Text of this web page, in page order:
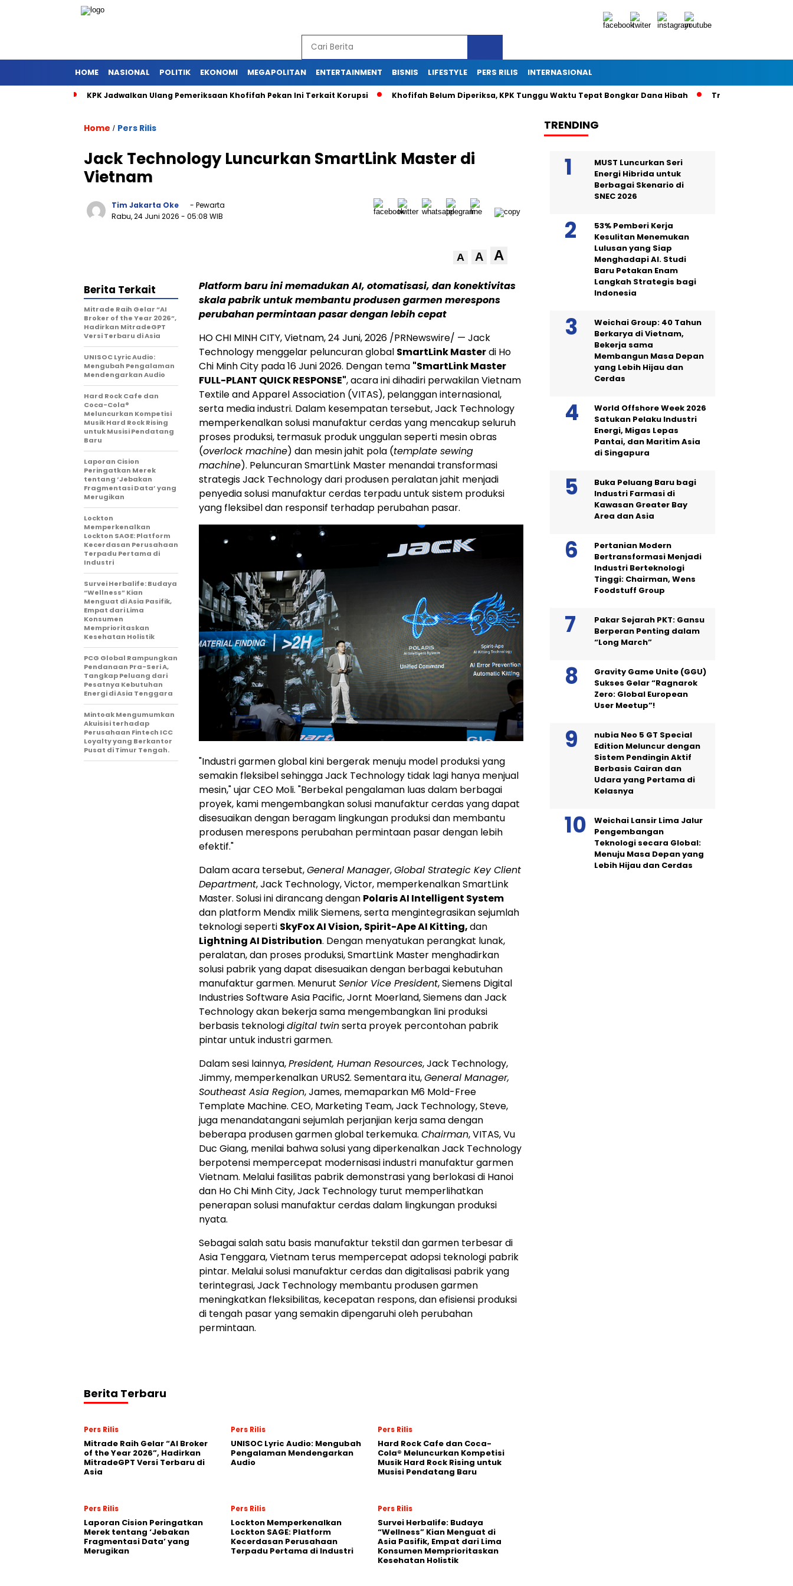
HOME NASIONAL POLITIK EKONOMI MEGAPOLITAN ENTERTAINMENT BISNIS LIFESTYLE PERS RILIS INTERNASIONAL
KPK Jadwalkan Ulang Pemeriksaan Khofifah Pekan Ini Terkait Korupsi Khofifah Belum Diperiksa, KPK Tunggu Waktu Tepat Bongkar Dana Hibah Tragedi Remaja
Home / Pers Rilis
Jack Technology Luncurkan SmartLink Master di
Vietnam
Tim Jakarta Oke
- Pewarta
Rabu, 24 Juni 2026 - 05:08 WIB
A A A
Platform baru ini memadukan AI, otomatisasi, dan konektivitas
skala pabrik untuk membantu produsen garmen merespons
perubahan permintaan pasar dengan lebih cepat
HO CHI MINH CITY, Vietnam,24 Juni, 2026 /PRNewswire/ — Jack
Technology menggelar peluncuran global SmartLink Masterdi Ho
Chi Minh City pada 16 Juni 2026. Dengan tema "SmartLink Master
FULL-PLANT QUICK RESPONSE", acara ini dihadiri perwakilan Vietnam
Textile and Apparel Association (VITAS), pelanggan internasional,
serta media industri. Dalam kesempatan tersebut, Jack Technology
memperkenalkan solusi manufaktur cerdas yang mencakup seluruh
proses produksi, termasuk produk unggulan seperti mesin obras
(overlock machine) dan mesin jahit pola (template sewing
machine). Peluncuran SmartLink Master menandai transformasi
strategis Jack Technology dari produsen peralatan jahit menjadi
penyedia solusi manufaktur cerdas terpadu untuk sistem produksi
yang fleksibel dan responsif terhadap perubahan pasar.
"Industri garmen global kini bergerak menuju model produksi yang
semakin fleksibel sehingga Jack Technology tidak lagi hanya menjual
mesin," ujar CEO Moli. "Berbekal pengalaman luas dalam berbagai
proyek, kami mengembangkan solusi manufaktur cerdas yang dapat
disesuaikan dengan beragam lingkungan produksi dan membantu
produsen merespons perubahan permintaan pasar dengan lebih
efektif."
Dalam acara tersebut,General Manager,Global Strategic Key Client
Department, Jack Technology, Victor, memperkenalkan SmartLink
Master. Solusi ini dirancang dengan Polaris AI Intelligent System
dan platform Mendix milik Siemens, serta mengintegrasikan sejumlah
teknologi seperti SkyFox AI Vision, Spirit-Ape AI Kitting,dan
Lightning AI Distribution. Dengan menyatukan perangkat lunak,
peralatan, dan proses produksi, SmartLink Master menghadirkan
solusi pabrik yang dapat disesuaikan dengan berbagai kebutuhan
manufaktur garmen. Menurut Senior Vice President, Siemens Digital
Industries Software Asia Pacific, Jornt Moerland, Siemens dan Jack
Technology akan bekerja sama mengembangkan lini produksi
berbasis teknologidigital twinserta proyek percontohan pabrik
pintar untuk industri garmen.
Dalam sesi lainnya,President, Human Resources, Jack Technology,
Jimmy, memperkenalkan URUS2. Sementara itu,General Manager,
Southeast Asia Region, James, memaparkan M6 Mold-Free
Template Machine. CEO, Marketing Team, Jack Technology, Steve,
juga menandatangani sejumlah perjanjian kerja sama dengan
beberapa produsen garmen global terkemuka. Chairman, VITAS, Vu
Duc Giang, menilai bahwa solusi yang diperkenalkan Jack Technology
berpotensi mempercepat modernisasi industri manufaktur garmen
Vietnam. Melalui fasilitas pabrik demonstrasi yang berlokasi di Hanoi
dan Ho Chi Minh City, Jack Technology turut memperlihatkan
penerapan solusi manufaktur cerdas dalam lingkungan produksi
nyata.
Sebagai salah satu basis manufaktur tekstil dan garmen terbesar di
Asia Tenggara, Vietnam terus mempercepat adopsi teknologi pabrik
pintar. Melalui solusi manufaktur cerdas dan digitalisasi pabrik yang
terintegrasi, Jack Technology membantu produsen garmen
meningkatkan fleksibilitas, kecepatan respons, dan efisiensi produksi
di tengah pasar yang semakin dipengaruhi oleh perubahan
permintaan.
Berita Terkait
Mitrade Raih Gelar “AI
Broker of the Year 2026”,
Hadirkan MitradeGPT
Versi Terbaru di Asia
UNISOC Lyric Audio:
Mengubah Pengalaman
Mendengarkan Audio
Hard Rock Cafe dan
Coca-Cola®
Meluncurkan Kompetisi
Musik Hard Rock Rising
untuk Musisi Pendatang
Baru
Laporan Cision
Peringatkan Merek
tentang ‘Jebakan
Fragmentasi Data’ yang
Merugikan
Lockton
Memperkenalkan
Lockton SAGE: Platform
Kecerdasan Perusahaan
Terpadu Pertama di
Industri
Survei Herbalife: Budaya
“Wellness” Kian
Menguat di Asia Pasifik,
Empat dari Lima
Konsumen
Memprioritaskan
Kesehatan Holistik
PCG Global Rampungkan
Pendanaan Pra-Seri A,
Tangkap Peluang dari
Pesatnya Kebutuhan
Energi di Asia Tenggara
Mintoak Mengumumkan
Akuisisi terhadap
Perusahaan Fintech ICC
Loyalty yang Berkantor
Pusat di Timur Tengah.
Berita Terbaru
Pers Rilis
Mitrade Raih Gelar “AI Broker
of the Year 2026”, Hadirkan
MitradeGPT Versi Terbaru di
Asia
Pers Rilis
UNISOC Lyric Audio: Mengubah
Pengalaman Mendengarkan
Audio
Pers Rilis
Hard Rock Cafe dan Coca-
Cola® Meluncurkan Kompetisi
Musik Hard Rock Rising untuk
Musisi Pendatang Baru
Pers Rilis
Laporan Cision Peringatkan
Merek tentang ‘Jebakan
Fragmentasi Data’ yang
Merugikan
Pers Rilis
Lockton Memperkenalkan
Lockton SAGE: Platform
Kecerdasan Perusahaan
Terpadu Pertama di Industri
Pers Rilis
Survei Herbalife: Budaya
“Wellness” Kian Menguat di
Asia Pasifik, Empat dari Lima
Konsumen Memprioritaskan
Kesehatan Holistik
TRENDING
MUST Luncurkan Seri
Energi Hibrida untuk
Berbagai Skenario di
SNEC 2026
53% Pemberi Kerja
Kesulitan Menemukan
Lulusan yang Siap
Menghadapi AI. Studi
Baru Petakan Enam
Langkah Strategis bagi
Indonesia
Weichai Group: 40 Tahun
Berkarya di Vietnam,
Bekerja sama
Membangun Masa Depan
yang Lebih Hijau dan
Cerdas
World Offshore Week 2026
Satukan Pelaku Industri
Energi, Migas Lepas
Pantai, dan Maritim Asia
di Singapura
Buka Peluang Baru bagi
Industri Farmasi di
Kawasan Greater Bay
Area dan Asia
Pertanian Modern
Bertransformasi Menjadi
Industri Berteknologi
Tinggi: Chairman, Wens
Foodstuff Group
Pakar Sejarah PKT: Gansu
Berperan Penting dalam
“Long March”
Gravity Game Unite (GGU)
Sukses Gelar “Ragnarok
Zero: Global European
User Meetup”!
nubia Neo 5 GT Special
Edition Meluncur dengan
Sistem Pendingin Aktif
Berbasis Cairan dan
Udara yang Pertama di
Kelasnya
Weichai Lansir Lima Jalur
Pengembangan
Teknologi secara Global:
Menuju Masa Depan yang
Lebih Hijau dan Cerdas